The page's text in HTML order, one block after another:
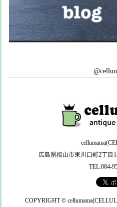
広島県福山市東川口町2丁
TEL:084-
COPYRIGHT ©